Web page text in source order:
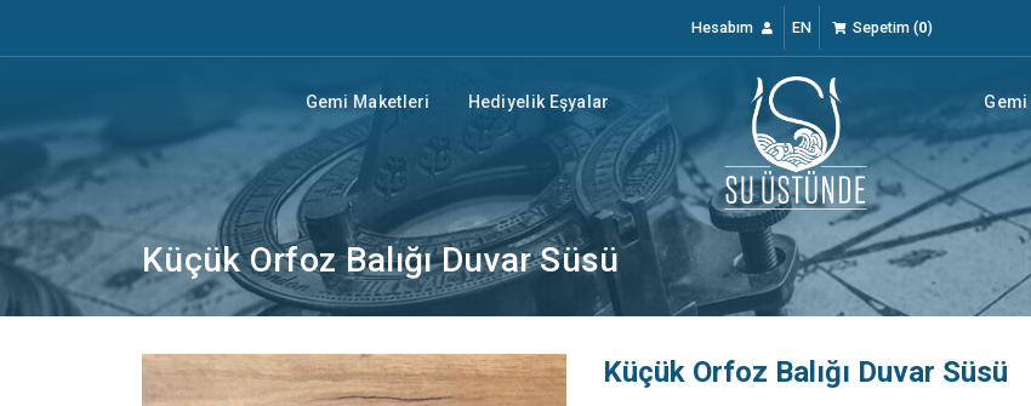
Hesabım EN Sepetim(0)
Gemi Maketleri Hediyelik Eşyalar
Küçük Orfoz Balığı Duvar Süsü
Küçük Orfoz Balığı Duvar Süsü